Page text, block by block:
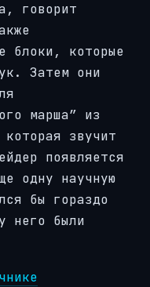
говорит
блоки, которые
Затем они
марша” из
звучит
появляется
одну научную
бы гораздо
него были